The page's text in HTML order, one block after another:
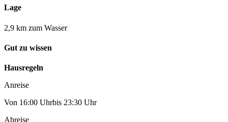
Lage
2,9 km zum Wasser
Gut zu wissen
Hausregeln
Anreise
Von 16:00 Uhrbis 23:30 Uhr
Abreise